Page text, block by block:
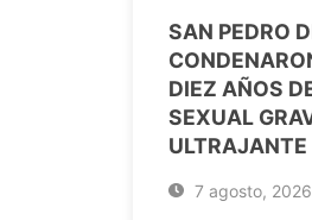
SAN PEDRO
DIEZ AÑOS
SEXUAL
ULTRAJANTE
7 agosto, 2026